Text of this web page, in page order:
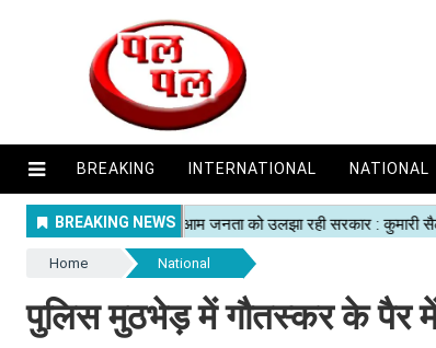
BREAKING INTERNATIONAL NATIONAL
Home National
पुलिस मुठभेड़ में गौतस्कर के पैर में